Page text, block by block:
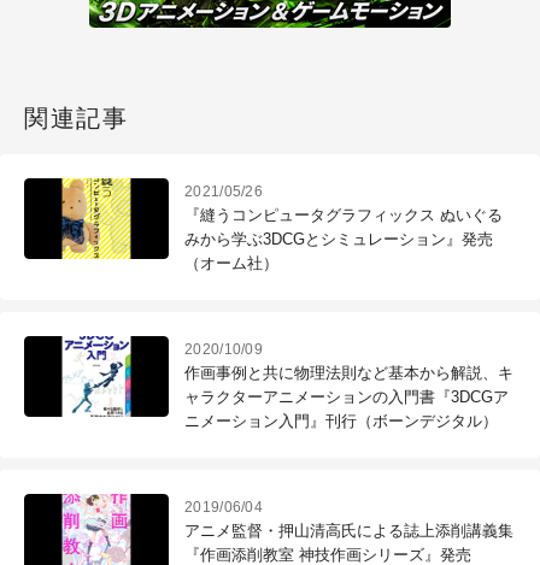
関連記事
2021/05/26
『縫うコンピュータグラフィックス ぬいぐる
みから学ぶ3DCGとシミュレーション』発売
（オーム社）
2020/10/09
作画事例と共に物理法則など基本から解説、キ
ャラクターアニメーションの入門書『3DCGア
ニメーション入門』刊行（ボーンデジタル）
2019/06/04
アニメ監督・押山清高氏による誌上添削講義集
『作画添削教室 神技作画シリーズ』発売